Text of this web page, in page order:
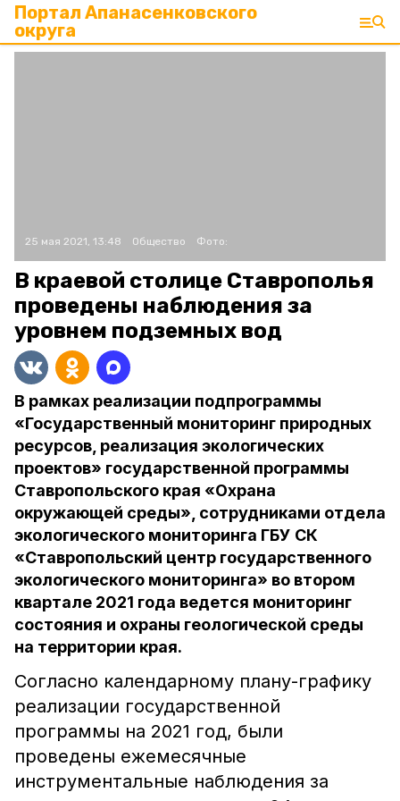
Портал Апанасенковского
округа
25 мая 2021, 13:48 Общество Фото:
В краевой столице Ставрополья
проведены наблюдения за
уровнем подземных вод
В рамках реализации подпрограммы
«Государственный мониторинг природных
ресурсов, реализация экологических
проектов» государственной программы
Ставропольского края «Охрана
окружающей среды», сотрудниками отдела
экологического мониторинга ГБУ СК
«Ставропольский центр государственного
экологического мониторинга» во втором
квартале 2021 года ведется мониторинг
состояния и охраны геологической среды
на территории края.
Согласно календарному плану-графику
реализации государственной
программы на 2021 год, были
проведены ежемесячные
инструментальные наблюдения за